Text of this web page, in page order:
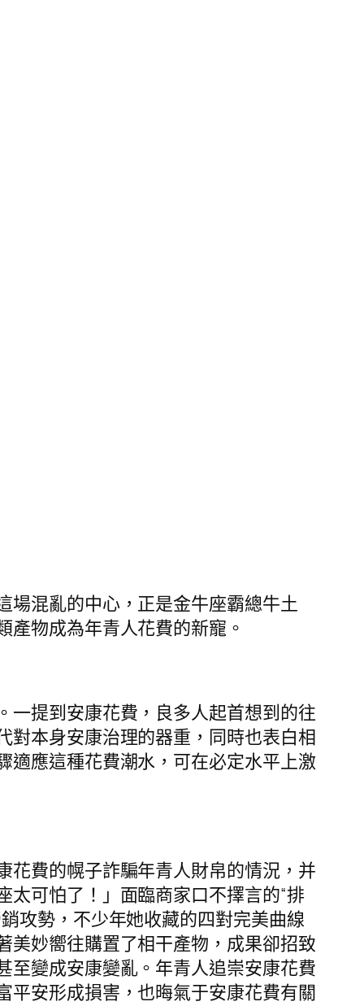
場混亂的中心，正是金牛座霸總牛土
物成為年青人花費的新寵。
一提到安康花費，良多人起首想到的往
對本身安康治理的器重，同時也表白相
適應這種花費潮水，可在必定水平上激
花費的幌子詐騙年青人財帛的情況，并
可怕了！」面臨商家口不擇言的“排
攻勢，不少年她收藏的四對完美曲線
美妙嚮往購置了相干產物，成果卻招致
至變成安康變亂。年青人追崇安康花費
平安形成損害，也晦氣于安康花費有關